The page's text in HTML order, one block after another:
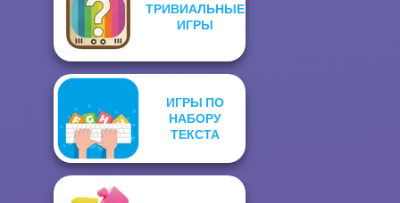
Hill Climbing
Mania
ТРИВИАЛЬНЫЕ
ИГРЫ
ИГРЫ ПО
НАБОРУ
ТЕКСТА